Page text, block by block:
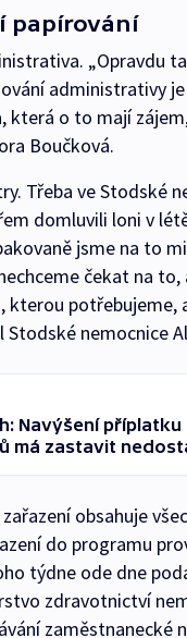
papírování
„Opravdu
administrativy
která o to mají
Boučková.
Třeba ve Stodské
domluvili loni v
jsme na to
čekat na
kterou potřebujeme,
Stodské nemocnice
Navýšení příplatku
má zastavit
obsahuje
do programu
týdne ode dne
zdravotnictví
zaměstnanecké